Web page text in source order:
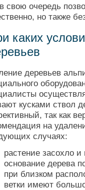
свою очередь
но также
каких
деревьев
кусками ствол
так как
на
случаях:
растение засохло
основание дерева
при близком
ветки имеют